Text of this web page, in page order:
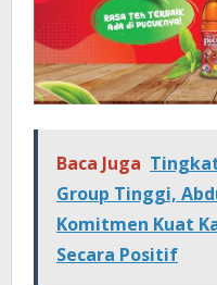
Baca Juga
Group Tinggi,
Komitmen Kuat
Secara Positif